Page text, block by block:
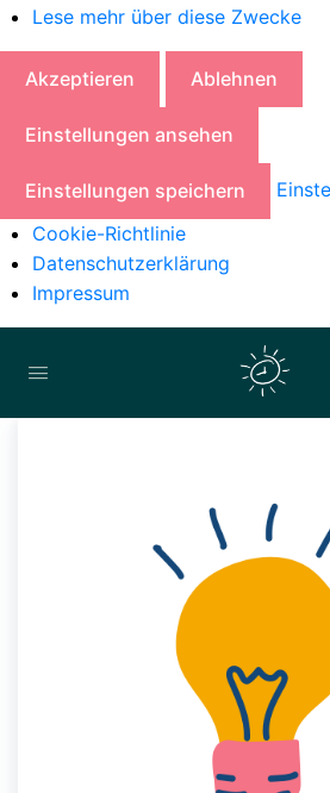
Lese mehr über diese Zwecke
Akzeptieren Ablehnen
Einstellungen ansehen
Einstellungen speichern
Cookie-Richtlinie
Datenschutzerklärung
Impressum